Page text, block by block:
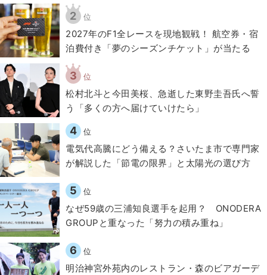
2 位
2027年のF1全レースを現地観戦！ 航空券・宿
泊費付き「夢のシーズンチケット」が当たる
3 位
松村北斗と今田美桜、急逝した東野圭吾氏へ誓
う「多くの方へ届けていけたら」
4 位
電気代高騰にどう備える？さいたま市で専門家
が解説した「節電の限界」と太陽光の選び方
5 位
なぜ59歳の三浦知良選手を起用？ ONODERA
GROUPと重なった「努力の積み重ね」
6 位
明治神宮外苑内のレストラン・森のビアガーデ